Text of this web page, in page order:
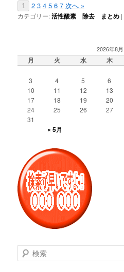
1 2 3 4 5 6 7 次へ »
カテゴリー:活性酸素 除去 まとめ |
2026年8月
月 火 水 木
3
4 5 6
10
11 12 13
17
18 19 20
24
25 26 27
31
« 5月
検
索